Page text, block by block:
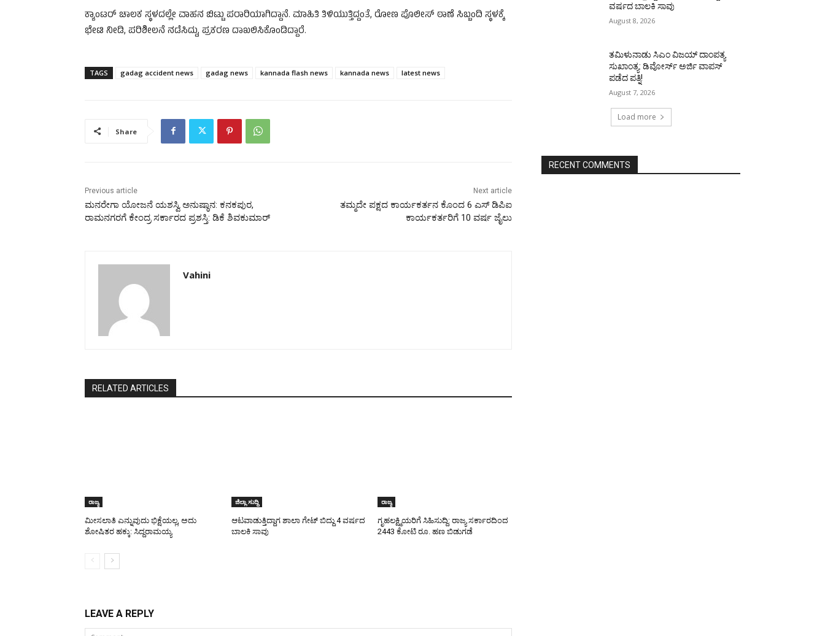
ಕ್ಯಾಂಟರ್ ಚಾಲಕ ಸ್ಥಳದಲ್ಲೇ ವಾಹನ ಬಿಟ್ಟು ಪರಾರಿಯಾಗಿದ್ದಾನೆ. ಮಾಹಿತಿ ತಿಳಿಯುತ್ತಿದ್ದಂತೆ, ರೋಣ ಪೊಲೀಸ್ ಠಾಣೆ ಸಿಬ್ಬಂದಿ ಸ್ಥಳಕ್ಕೆ
ಭೇಟಿ ನೀಡಿ, ಪರಿಶೀಲನೆ ನಡೆಸಿದ್ದು, ಪ್ರಕರಣ ದಾಖಲಿಸಿಕೊಂಡಿದ್ದಾರೆ.
TAGS gadag accident news gadag news kannada flash news kannada news latest news
Share
Previous article
ಮನರೇಗಾ ಯೋಜನೆ ಯಶಸ್ವಿ ಅನುಷ್ಠಾನ: ಕನಕಪುರ,
ರಾಮನಗರಗೆ ಕೇಂದ್ರ ಸರ್ಕಾರದ ಪ್ರಶಸ್ತಿ: ಡಿಕೆ ಶಿವಕುಮಾರ್
Next article
ತಮ್ಮದೇ ಪಕ್ಷದ ಕಾರ್ಯಕರ್ತನ ಕೊಂದ 6 ಎಸ್‌ ಡಿಪಿಐ
ಕಾರ್ಯಕರ್ತರಿಗೆ 10 ವರ್ಷ ಜೈಲು
Vahini
RELATED ARTICLES
ರಾಜ್ಯ
ಮೀಸಲಾತಿ ಎನ್ನುವುದು ಭಿಕ್ಷೆಯಲ್ಲ, ಅದು
ಶೋಷಿತರ ಹಕ್ಕು: ಸಿದ್ದರಾಮಯ್ಯ
ಜಿಲ್ಲಾ ಸುದ್ದಿ
ಆಟವಾಡುತ್ತಿದ್ದಾಗ ಶಾಲಾ ಗೇಟ್‌ ಬಿದ್ದು 4 ವರ್ಷದ
ಬಾಲಕಿ ಸಾವು
ರಾಜ್ಯ
ಗೃಹಲಕ್ಷ್ಮಿಯರಿಗೆ ಸಿಹಿಸುದ್ದಿ: ರಾಜ್ಯ ಸರ್ಕಾರದಿಂದ
2443 ಕೋಟಿ ರೂ. ಹಣ ಬಿಡುಗಡೆ
LEAVE A REPLY
ವರ್ಷದ ಬಾಲಕಿ ಸಾವು
August 8, 2026
ತಮಿಳುನಾಡು ಸಿಎಂ ವಿಜಯ್‌ ದಾಂಪತ್ಯ
ಸುಖಾಂತ್ಯ: ಡಿವೋರ್ಸ್‌ ಅರ್ಜಿ ವಾಪಸ್‌
ಪಡೆದ ಪತ್ನಿ!
August 7, 2026
Load more
RECENT COMMENTS